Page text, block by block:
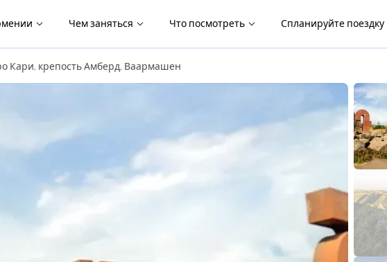
Чем заняться Что посмотреть Спланируйте поездку
Кари, крепость Амберд, Ваармашен